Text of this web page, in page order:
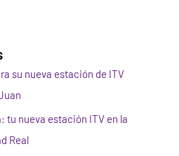
su nueva estación de ITV
tu nueva estación ITV en la
Real